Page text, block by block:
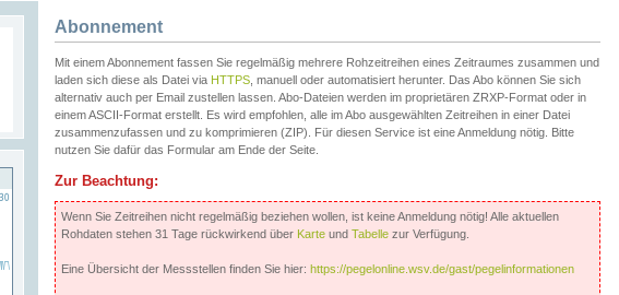
Abonnement
Mit einem Abonnement fassen Sie regelmäßig mehrere Rohzeitreihen eines Zeitraumes zusammen und
laden sich diese als Datei via HTTPS , manuell oder automatisiert herunter. Das Abo können Sie sich
alternativ auch per Email zustellen lassen. Abo-Dateien werden im proprietären ZRXP-Format oder in
einem ASCII-Format erstellt. Es wird empfohlen, alle im Abo ausgewählten Zeitreihen in einer Datei
zusammenzufassen und zu komprimieren (ZIP). Für diesen Service ist eine Anmeldung nötig. Bitte
nutzen Sie dafür das Formular am Ende der Seite.
Zur Beachtung:
Wenn Sie Zeitreihen nicht regelmäßig beziehen wollen, ist keine Anmeldung nötig! Alle aktuellen
Rohdaten stehen 31 Tage rückwirkend über Karte und Tabelle zur Verfügung.
Eine Übersicht der Messstellen finden Sie hier: https://pegelonline.wsv.de/gast/pegelinformationen